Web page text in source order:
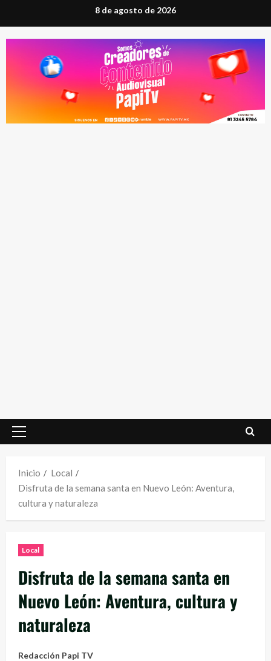
al
contenido
8 de agosto de 2026
Menú
Inicio
Local
Disfruta de la semana santa en Nuevo León: Aventura,
cultura y naturaleza
Local
Disfruta de la semana santa en
Nuevo León: Aventura, cultura y
naturaleza
Redacción Papi TV